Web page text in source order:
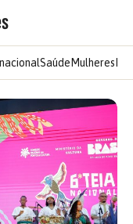
Saúde Mulheres